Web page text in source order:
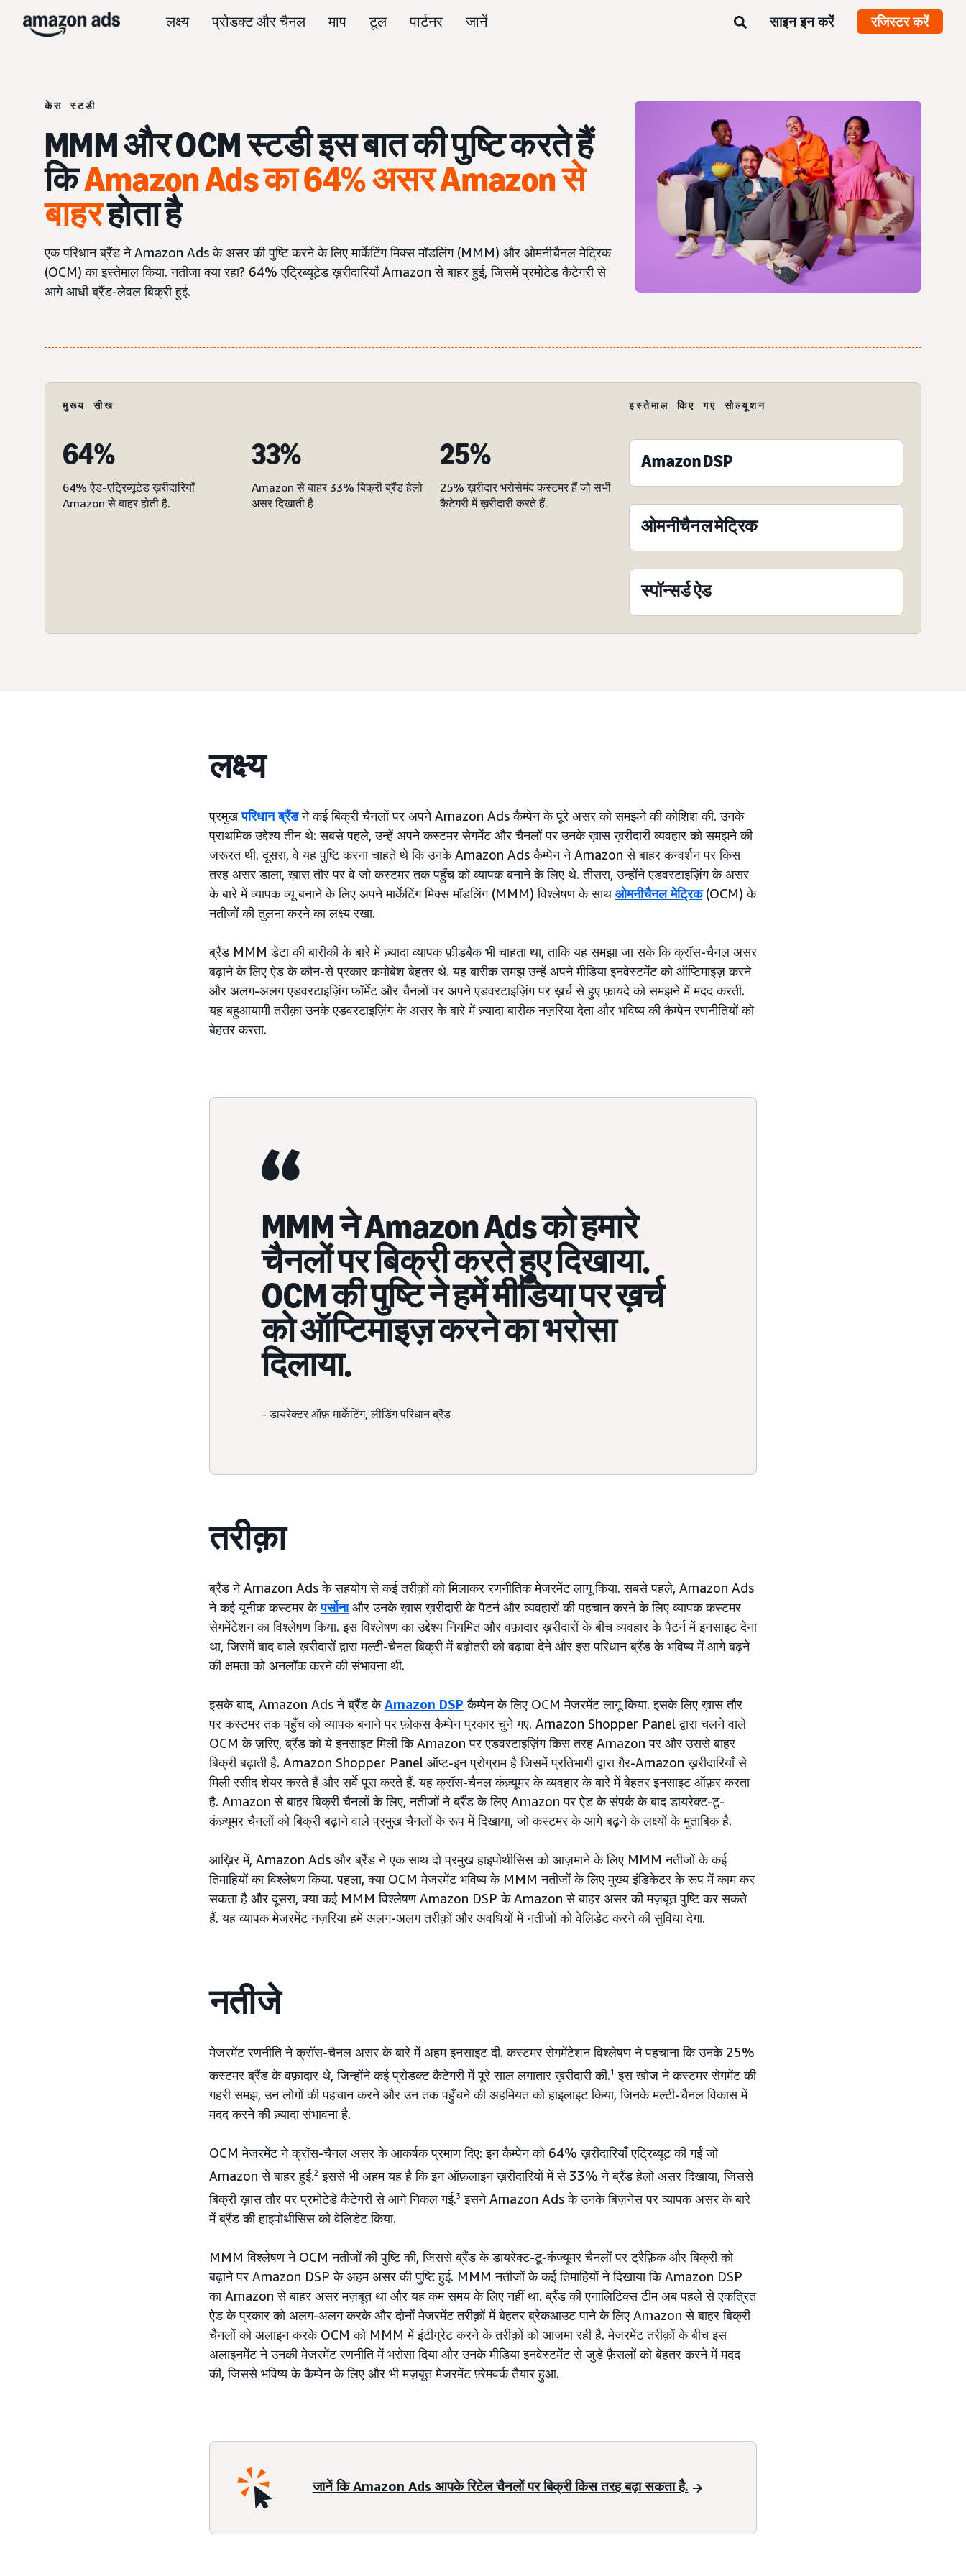
लक्ष्य प्रोडक्ट और चैनल माप टूल पार्टनर जानें साइन इन करें रजिस्टर करें
केस स्टडी
MMM और OCM स्टडी इस बात की पुष्टि करते हैं
किAmazon Ads का 64% असर Amazon से
बाहरहोता है
एक परिधान ब्रैंड ने Amazon Ads के असर की पुष्टि करने के लिए मार्केटिंग मिक्स मॉडलिंग (MMM) और ओमनीचैनल मेट्रिक
(OCM) का इस्तेमाल किया. नतीजा क्या रहा? 64% एट्रिब्यूटेड ख़रीदारियाँ Amazon से बाहर हुई, जिसमें प्रमोटेड कैटेगरी से
आगे आधी ब्रैंड-लेवल बिक्री हुई.
मुख्य सीख
64%
64% ऐड-एट्रिब्यूटेड ख़रीदारियाँ
Amazon से बाहर होती है.
33%
Amazon से बाहर 33% बिक्री ब्रैंड हेलो
असर दिखाती है
25%
25% ख़रीदार भरोसेमंद कस्टमर हैं जो सभी
कैटेगरी में ख़रीदारी करते हैं.
इस्तेमाल किए गए सोल्यूशन
Amazon DSP
ओमनीचैनल मेट्रिक
स्पॉन्सर्ड ऐड
लक्ष्य
प्रमुखपरिधान ब्रैंडने कई बिक्री चैनलों पर अपने Amazon Ads कैम्पेन के पूरे असर को समझने की कोशिश की. उनके
प्राथमिक उद्देश्य तीन थे: सबसे पहले, उन्हें अपने कस्टमर सेगमेंट और चैनलों पर उनके ख़ास ख़रीदारी व्यवहार को समझने की
ज़रूरत थी. दूसरा, वे यह पुष्टि करना चाहते थे कि उनके Amazon Ads कैम्पेन ने Amazon से बाहर कन्वर्शन पर किस
तरह असर डाला, ख़ास तौर पर वे जो कस्टमर तक पहुँच को व्यापक बनाने के लिए थे. तीसरा, उन्होंने एडवरटाइज़िंग के असर
के बारे में व्यापक व्यू बनाने के लिए अपने मार्केटिंग मिक्स मॉडलिंग (MMM) विश्लेषण के साथ ओमनीचैनल मेट्रिक(OCM) के
नतीजों की तुलना करने का लक्ष्य रखा.
ब्रैंड MMM डेटा की बारीकी के बारे में ज़्यादा व्यापक फ़ीडबैक भी चाहता था, ताकि यह समझा जा सके कि क्रॉस-चैनल असर
बढ़ाने के लिए ऐड के कौन-से प्रकार कमोबेश बेहतर थे. यह बारीक समझ उन्हें अपने मीडिया इनवेस्टमेंट को ऑप्टिमाइज़ करने
और अलग-अलग एडवरटाइज़िंग फ़ॉर्मेट और चैनलों पर अपने एडवरटाइज़िंग पर ख़र्च से हुए फ़ायदे को समझने में मदद करती.
यह बहुआयामी तरीक़ा उनके एडवरटाइज़िंग के असर के बारे में ज़्यादा बारीक नज़रिया देता और भविष्य की कैम्पेन रणनीतियों को
बेहतर करता.
MMM ने Amazon Ads को हमारे
चैनलों पर बिक्री करते हुए दिखाया.
OCM की पुष्टि ने हमें मीडिया पर ख़र्च
को ऑप्टिमाइज़ करने का भरोसा
दिलाया.
- डायरेक्टर ऑफ़ मार्केटिंग, लीडिंग परिधान ब्रैंड
तरीक़ा
ब्रैंड ने Amazon Ads के सहयोग से कई तरीक़ों को मिलाकर रणनीतिक मेजरमेंट लागू किया. सबसे पहले, Amazon Ads
ने कई यूनीक कस्टमर केपर्सोनाऔर उनके ख़ास ख़रीदारी के पैटर्न और व्यवहारों की पहचान करने के लिए व्यापक कस्टमर
सेगमेंटेशन का विश्लेषण किया. इस विश्लेषण का उद्देश्य नियमित और वफ़ादार ख़रीदारों के बीच व्यवहार के पैटर्न में इनसाइट देना
था, जिसमें बाद वाले ख़रीदारों द्वारा मल्टी-चैनल बिक्री में बढ़ोतरी को बढ़ावा देने और इस परिधान ब्रैंड के भविष्य में आगे बढ़ने
की क्षमता को अनलॉक करने की संभावना थी.
इसके बाद, Amazon Ads ने ब्रैंड केAmazon DSP कैम्पेन के लिए OCM मेजरमेंट लागू किया. इसके लिए ख़ास तौर
पर कस्टमर तक पहुँच को व्यापक बनाने पर फ़ोकस कैम्पेन प्रकार चुने गए. Amazon Shopper Panel द्वारा चलने वाले
OCM के ज़रिए, ब्रैंड को ये इनसाइट मिली कि Amazon पर एडवरटाइज़िंग किस तरह Amazon पर और उससे बाहर
बिक्री बढ़ाती है. Amazon Shopper Panel ऑप्ट-इन प्रोग्राम है जिसमें प्रतिभागी द्वारा ग़ैर-Amazon ख़रीदारियाँ से
मिली रसीद शेयर करते हैं और सर्वे पूरा करते हैं. यह क्रॉस-चैनल कंज़्यूमर के व्यवहार के बारे में बेहतर इनसाइट ऑफ़र करता
है. Amazon से बाहर बिक्री चैनलों के लिए, नतीजों ने ब्रैंड के लिए Amazon पर ऐड के संपर्क के बाद डायरेक्ट-टू-
कंज़्यूमर चैनलों को बिक्री बढ़ाने वाले प्रमुख चैनलों के रूप में दिखाया, जो कस्टमर के आगे बढ़ने के लक्ष्यों के मुताबिक़ है.
आख़िर में, Amazon Ads और ब्रैंड ने एक साथ दो प्रमुख हाइपोथीसिस को आज़माने के लिए MMM नतीजों के कई
तिमाहियों का विश्लेषण किया. पहला, क्या OCM मेजरमेंट भविष्य के MMM नतीजों के लिए मुख्य इंडिकेटर के रूप में काम कर
सकता है और दूसरा, क्या कई MMM विश्लेषण Amazon DSP के Amazon से बाहर असर की मज़बूत पुष्टि कर सकते
हैं. यह व्यापक मेजरमेंट नज़रिया हमें अलग-अलग तरीक़ों और अवधियों में नतीजों को वेलिडेट करने की सुविधा देगा.
नतीजे
मेजरमेंट रणनीति ने क्रॉस-चैनल असर के बारे में अहम इनसाइट दी. कस्टमर सेगमेंटेशन विश्लेषण ने पहचाना कि उनके 25%
कस्टमर ब्रैंड के वफ़ादार थे, जिन्होंने कई प्रोडक्ट कैटेगरी में पूरे साल लगातार ख़रीदारी की.1 इस खोज ने कस्टमर सेगमेंट की
गहरी समझ, उन लोगों की पहचान करने और उन तक पहुँचने की अहमियत को हाइलाइट किया, जिनके मल्टी-चैनल विकास में
मदद करने की ज़्यादा संभावना है.
OCM मेजरमेंट ने क्रॉस-चैनल असर के आकर्षक प्रमाण दिए: इन कैम्पेन को 64% ख़रीदारियाँ एट्रिब्यूट की गईं जो
Amazon से बाहर हुई.2 इससे भी अहम यह है कि इन ऑफ़लाइन ख़रीदारियों में से 33% ने ब्रैंड हेलो असर दिखाया, जिससे
बिक्री ख़ास तौर पर प्रमोटेडे कैटेगरी से आगे निकल गई.3 इसने Amazon Ads के उनके बिज़नेस पर व्यापक असर के बारे
में ब्रैंड की हाइपोथीसिस को वेलिडेट किया.
MMM विश्लेषण ने OCM नतीजों की पुष्टि की, जिससे ब्रैंड के डायरेक्ट-टू-कंज्यूमर चैनलों पर ट्रैफ़िक और बिक्री को
बढ़ाने पर Amazon DSP के अहम असर की पुष्टि हुई. MMM नतीजों के कई तिमाहियों ने दिखाया कि Amazon DSP
का Amazon से बाहर असर मज़बूत था और यह कम समय के लिए नहीं था. ब्रैंड की एनालिटिक्स टीम अब पहले से एकत्रित
ऐड के प्रकार को अलग-अलग करके और दोनों मेजरमेंट तरीक़ों में बेहतर ब्रेकआउट पाने के लिए Amazon से बाहर बिक्री
चैनलों को अलाइन करके OCM को MMM में इंटीग्रेट करने के तरीक़ों को आज़मा रही है. मेजरमेंट तरीक़ों के बीच इस
अलाइनमेंट ने उनकी मेजरमेंट रणनीति में भरोसा दिया और उनके मीडिया इनवेस्टमेंट से जुड़े फ़ैसलों को बेहतर करने में मदद
की, जिससे भविष्य के कैम्पेन के लिए और भी मज़बूत मेजरमेंट फ़्रेमवर्क तैयार हुआ.
जानें कि Amazon Ads आपके रिटेल चैनलों पर बिक्री किस तरह बढ़ा सकता है.